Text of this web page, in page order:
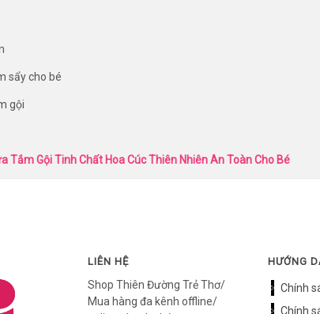
sẩy cho bé
gội
Tắm Gội Tinh Chất Hoa Cúc Thiên Nhiên An Toàn Cho Bé
LIÊN HỆ
Shop Thiên Đường Trẻ Thơ/
Mua hàng đa kênh offline/
HƯỚNG
Chính
Chính